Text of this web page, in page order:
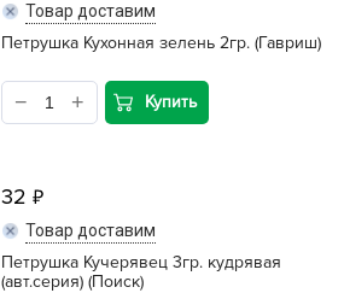
Товар доставим
Петрушка Кухонная зелень 2гр. (Гавриш)
Купить
32
Товар доставим
Петрушка Кучерявец 3гр. кудрявая
(авт.серия) (Поиск)